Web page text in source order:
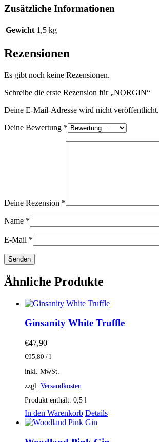
Zusätzliche Informationen
Gewicht 1,5 kg
Rezensionen
Es gibt noch keine Rezensionen.
Schreibe die erste Rezension für „NORGIN“
Deine E-Mail-Adresse wird nicht veröffentlicht.
Deine Bewertung *
Deine Rezension *
Name *
E-Mail *
Ähnliche Produkte
Ginsanity White Truffle
€47,90
€95,80 / l
inkl. MwSt.
zzgl. Versandkosten
Produkt enthält: 0,5 l
In den Warenkorb Details